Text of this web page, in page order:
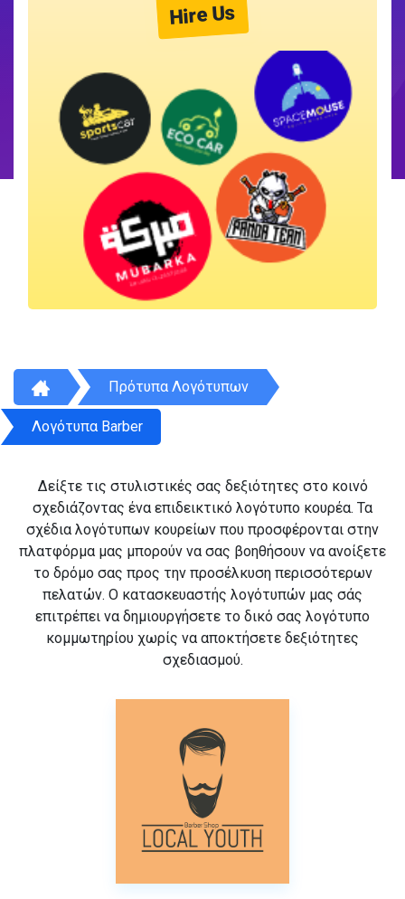
Hire Us
Πρότυπα Λογότυπων
Λογότυπα Barber
Δείξτε τις στυλιστικές σας δεξιότητες στο κοινό
σχεδιάζοντας ένα επιδεικτικό λογότυπο κουρέα. Τα
σχέδια λογότυπων κουρείων που προσφέρονται στην
πλατφόρμα μας μπορούν να σας βοηθήσουν να ανοίξετε
το δρόμο σας προς την προσέλκυση περισσότερων
πελατών. Ο κατασκευαστής λογότυπών μας σάς
επιτρέπει να δημιουργήσετε το δικό σας λογότυπο
κομμωτηρίου χωρίς να αποκτήσετε δεξιότητες
σχεδιασμού.